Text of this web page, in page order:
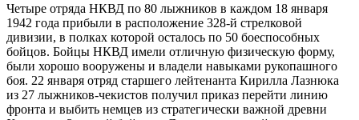
Четыре отряда НКВД по 80 лыжников в каждом 18 января
1942 года прибыли в расположение 328-й стрелковой
дивизии, в полках которой осталось по 50 боеспособных
бойцов. Бойцы НКВД имели отличную физическую форму,
были хорошо вооружены и владели навыками рукопашного
боя. 22 января отряд старшего лейтенанта Кирилла Лазнюка
из 27 лыжников-чекистов получил приказ перейти линию
фронта и выбить немцев из стратегически важной древни